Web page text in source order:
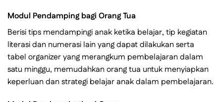
Modul Pendamping bagi Orang Tua
Berisi tips mendampingi anak ketika belajar, tip kegiatan
literasi dan numerasi lain yang dapat dilakukan serta
tabel organizer yang merangkum pembelajaran dalam
satu minggu, memudahkan orang tua untuk menyiapkan
keperluan dan strategi belajar anak dalam pembelajaran.